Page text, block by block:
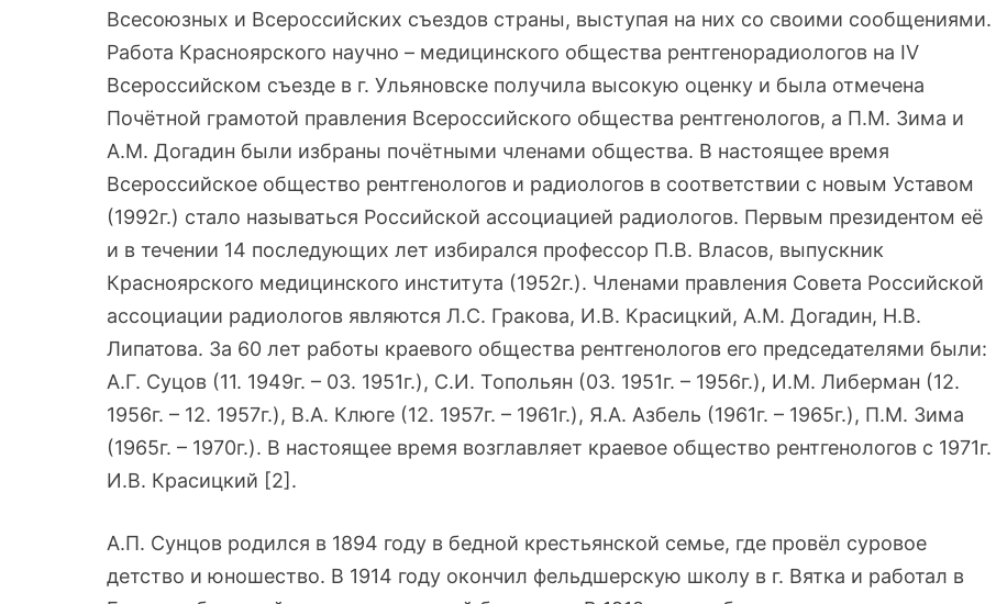
Всесоюзных и Всероссийских съездов страны, выступая на них со своими сообщениями.
Работа Красноярского научно – медицинского общества рентгенорадиологов на IV
Всероссийском съезде в г. Ульяновске получила высокую оценку и была отмечена
Почётной грамотой правления Всероссийского общества рентгенологов, а П.М. Зима и
А.М. Догадин были избраны почётными членами общества. В настоящее время
Всероссийское общество рентгенологов и радиологов в соответствии с новым Уставом
(1992г.) стало называться Российской ассоциацией радиологов. Первым президентом её
и в течении 14 последующих лет избирался профессор П.В. Власов, выпускник
Красноярского медицинского института (1952г.). Членами правления Совета Российской
ассоциации радиологов являются Л.С. Гракова, И.В. Красицкий, А.М. Догадин, Н.В.
Липатова. За 60 лет работы краевого общества рентгенологов его председателями были:
А.Г. Суцов (11. 1949г. – 03. 1951г.), С.И. Топольян (03. 1951г. – 1956г.), И.М. Либерман (12.
1956г. – 12. 1957г.), В.А. Клюге (12. 1957г. – 1961г.), Я.А. Азбель (1961г. – 1965г.), П.М. Зима
(1965г. – 1970г.). В настоящее время возглавляет краевое общество рентгенологов с 1971г.
И.В. Красицкий [2].
А.П. Сунцов родился в 1894 году в бедной крестьянской семье, где провёл суровое
детство и юношество. В 1914 году окончил фельдшерскую школу в г. Вятка и работал в